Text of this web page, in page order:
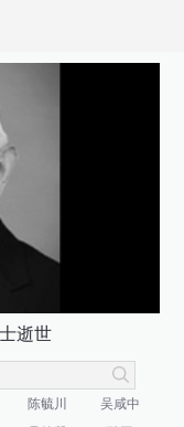
逝世
陈毓川
吴咸中